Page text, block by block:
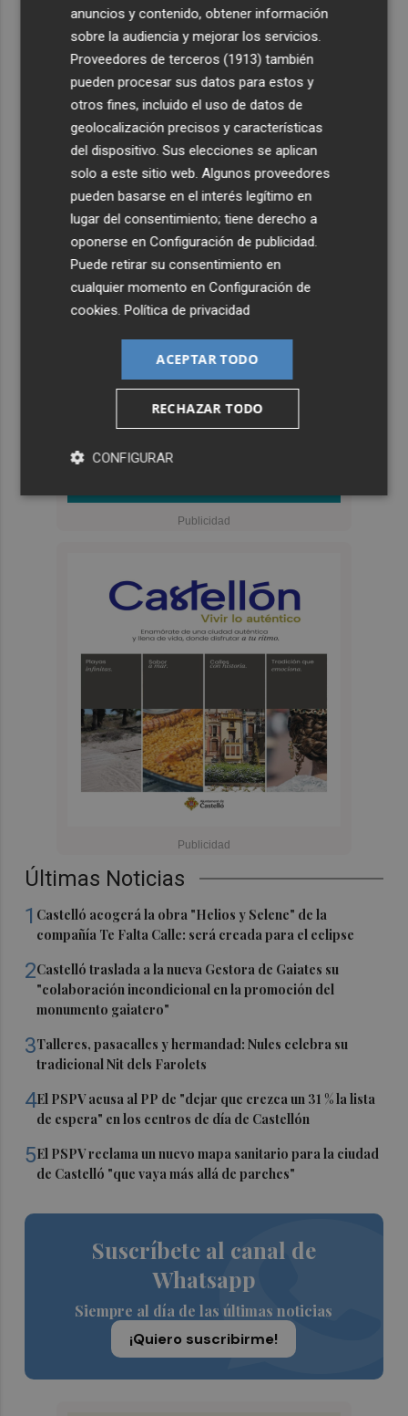
Últimas Noticias
1 Castelló acogerá la obra "Helios y Selene" de la
compañía Te Falta Calle: será creada para el eclipse
2Castelló traslada a la nueva Gestora de Gaiates su
"colaboración incondicional en la promoción del
monumento gaiatero"
3Talleres, pasacalles y hermandad: Nules celebra su
tradicional Nit dels Farolets
4El PSPV acusa al PP de "dejar que crezca un 31 % la lista
de espera" en los centros de día de Castellón
5El PSPV reclama un nuevo mapa sanitario para la ciudad
de Castelló "que vaya más allá de parches"
Suscríbete al canal de
Whatsapp
Siempre al día de las últimas noticias
¡Quiero suscribirme!
anuncios y contenido, obtener información
sobre la audiencia y mejorar los servicios.
Proveedores de terceros (1913) también
pueden procesar sus datos para estos y
otros fines, incluido el uso de datos de
geolocalización precisos y características
del dispositivo. Sus elecciones se aplican
solo a este sitio web. Algunos proveedores
pueden basarse en el interés legítimo en
lugar del consentimiento; tiene derecho a
oponerse enConfiguración de publicidad.
Puede retirar su consentimiento en
cualquier momento enConfiguración de
cookies.Política de privacidad
ACEPTAR TODO
RECHAZAR TODO
CONFIGURAR